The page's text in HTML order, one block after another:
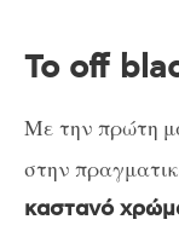
Το off
Με την πρώτη
στην
καστανό